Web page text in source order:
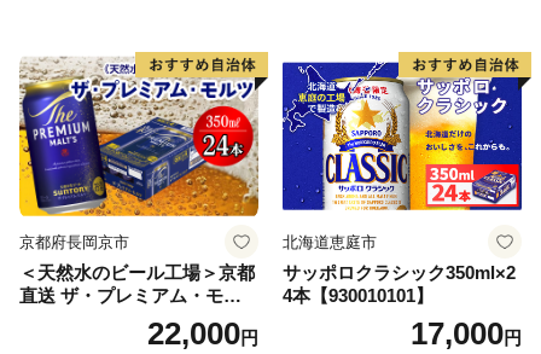
口 送料無料 カメイ 本宮市
【07214-0206】
京都府長岡京市
＜天然水のビール工場＞京都
直送 ザ・プレミアム・モル
ツ 350ml×24本 プレモル [149
22,000円
北海道恵庭市
サッポロクラシック350ml×2
4本【930010101】
17,000円